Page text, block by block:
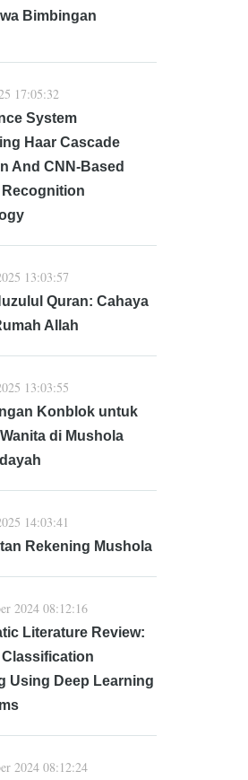
Bimbingan
17:05:32
System
Haar Cascade
And CNN-Based
Recognition
13:03:57
Quran: Cahaya
Allah
13:03:55
Konblok untuk
di Mushola
14:03:41
Rekening Mushola
2024 08:12:16
Literature Review:
Classification
Using Deep Learning
2024 08:12:24